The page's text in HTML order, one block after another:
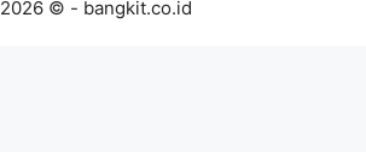
2026 © - bangkit.co.id